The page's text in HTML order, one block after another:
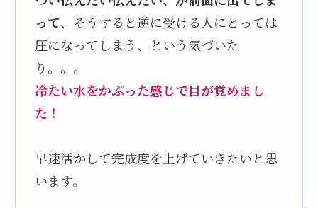
って、そうすると逆に受ける人にとっては
圧になってしまう、という気づいた
り。。。
冷たい水をかぶった感じで目が覚めまし
た！
早速活かして完成度を上げていきたいと思
います。